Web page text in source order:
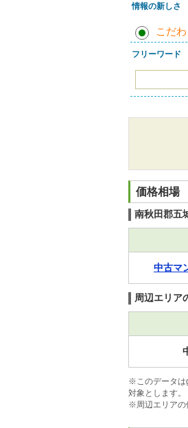
情報の新しさ
こだ
フリーワード
価格相場
南秋田郡五
中古マ
周辺エリア
※このデータは
対象とします。
※周辺エリアの